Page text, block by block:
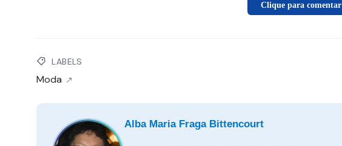
Clique para comentar
LABELS
Moda
Alba Maria Fraga Bittencourt